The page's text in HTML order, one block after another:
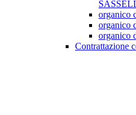
organico
organico
organico
Contrattazione